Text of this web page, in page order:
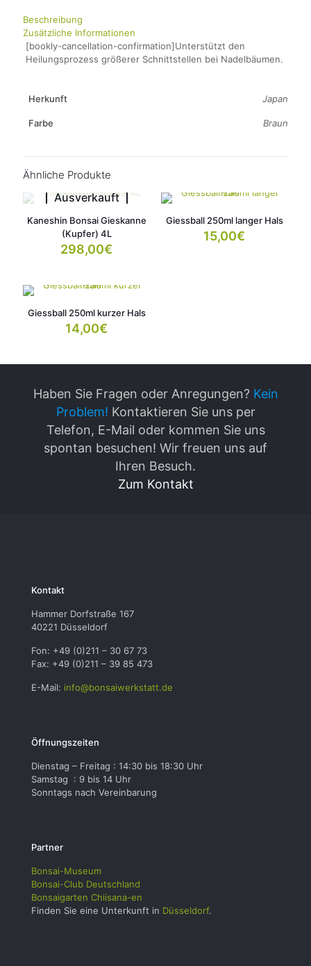
Beschreibung
Zusätzliche Informationen
[bookly-cancellation-confirmation]Unterstützt den
Heilungsprozess größerer Schnittstellen bei Nadelbäumen.
Herkunft Japan
Farbe Braun
Ähnliche Produkte
Ausverkauft
Kaneshin Bonsai Gieskanne
(Kupfer) 4L
298,00€
Giessball 250ml langer Hals
15,00€
Giessball 250ml kurzer Hals
14,00€
Haben Sie Fragen oder Anregungen? Kein
Problem! Kontaktieren Sie uns per
Telefon, E-Mail oder kommen Sie uns
spontan besuchen! Wir freuen uns auf
Ihren Besuch.
Zum Kontakt
Kontakt
Hammer Dorfstraße 167
40221 Düsseldorf
Fon: +49 (0)211 – 30 67 73
Fax: +49 (0)211 – 39 85 473
E-Mail: info@bonsaiwerkstatt.de
Öffnungszeiten
Dienstag – Freitag : 14:30 bis 18:30 Uhr
Samstag : 9 bis 14 Uhr
Sonntags nach Vereinbarung
Partner
Bonsai-Museum
Bonsai-Club Deutschland
Bonsaigarten Chiisana-en
Finden Sie eine Unterkunft in Düsseldorf.